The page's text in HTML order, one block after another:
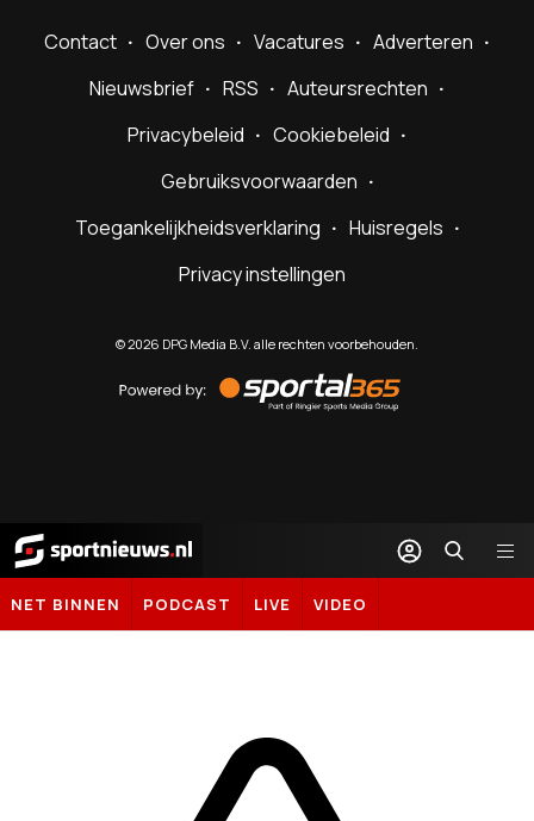
Contact Over ons Vacatures
Adverteren
Nieuwsbrief
RSS
Auteursrechten
Privacybeleid
Cookiebeleid
Gebruiksvoorwaarden
Toegankelijkheidsverklaring
Huisregels
Privacy instellingen
©2026 DPG Media B.V. alle rechten voorbehouden.
by
Sportal365
Sportnieuws.nl
NET BINNEN PODCAST LIVE VIDEO